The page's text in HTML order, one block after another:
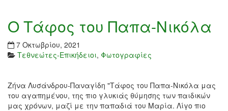
Ο Τάφος του Παπα-Νικόλα
7 Οκτωβρίου, 2021
Τεθνεώτες-Επικήδειοι, Φωτογραφίες
Ζήνα Λυσάνδρου-Παναγίδη "Τάφος του Παπα-Νικόλα μας
του αγαπημένου, της πιο γλυκιάς θύμησης των παιδικών
μας χρόνων, μαζί με την παπαδιά του Μαρία. Λίγο πιο